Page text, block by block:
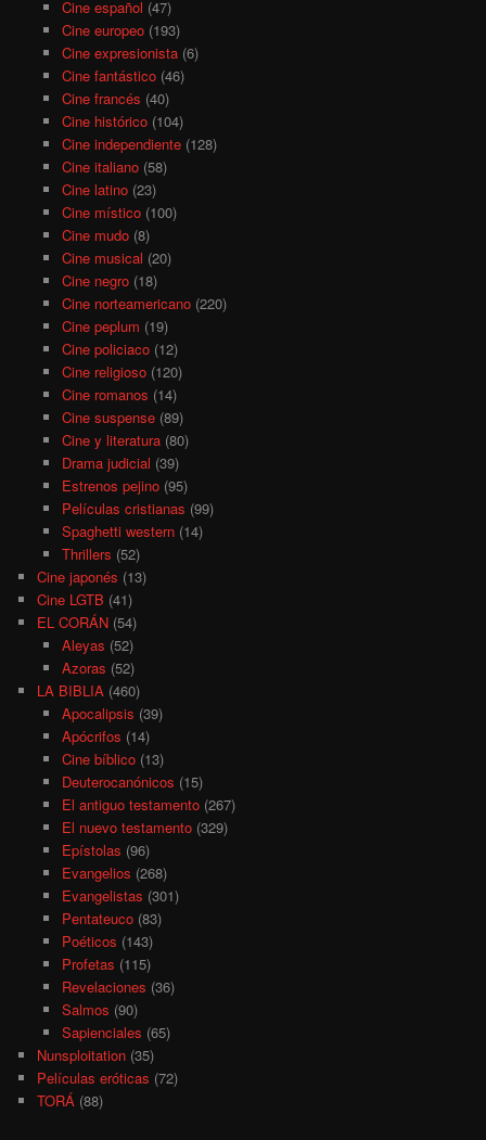
Cine español (47)
Cine europeo(193)
Cine expresionista(6)
Cine fantástico(46)
Cine francés (40)
Cine histórico(104)
Cine independiente(128)
Cine italiano(58)
Cine latino(23)
Cine místico(100)
Cine mudo(8)
Cine musical (20)
Cine negro(18)
Cine norteamericano(220)
Cine peplum (19)
Cine policiaco(12)
Cine religioso(120)
Cine romanos (14)
Cine suspense(89)
Cine y literatura(80)
Drama judicial (39)
Estrenos pejino(95)
Películas cristianas (99)
Spaghetti western(14)
Thrillers (52)
Cine japonés (13)
Cine LGTB (41)
EL CORÁN (54)
Aleyas (52)
Azoras (52)
LA BIBLIA (460)
Apocalipsis (39)
Apócrifos (14)
Cine bíblico(13)
Deuterocanónicos (15)
El antiguo testamento(267)
El nuevo testamento(329)
Epístolas (96)
Evangelios (268)
Evangelistas (301)
Pentateuco(83)
Poéticos (143)
Profetas (115)
Revelaciones (36)
Salmos (90)
Sapienciales (65)
Nunsploitation (35)
Películas eróticas (72)
TORÁ (88)